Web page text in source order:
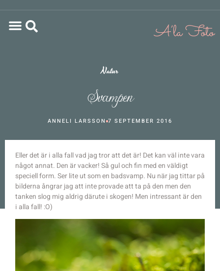
Natur
Svampen
ANNELI LARSSON 7 SEPTEMBER 2016
Eller det är i alla fall vad jag tror att det är! Det kan väl inte vara
något annat. Den är vacker! Så gul och fin med en väldigt
speciell form. Ser lite ut som en badsvamp. Nu när jag tittar på
bilderna ångrar jag att inte provade att ta på den men den
tanken slog mig aldrig därute i skogen! Men intressant är den
i alla fall! :O)